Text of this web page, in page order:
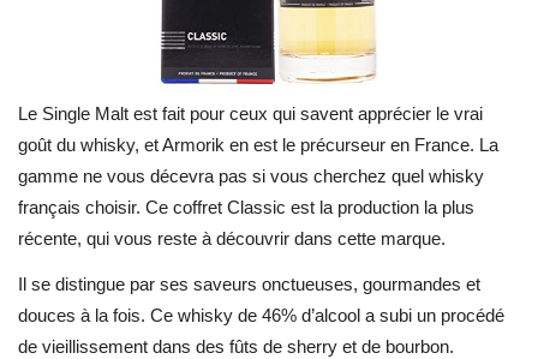
Le Single Malt est fait pour ceux qui savent apprécier le vrai
goût du whisky, et Armorik en est le précurseur en France. La
gamme ne vous décevra pas si vous cherchez quel whisky
français choisir. Ce coffret Classic est la production la plus
récente, qui vous reste à découvrir dans cette marque.
Il se distingue par ses saveurs onctueuses, gourmandes et
douces à la fois. Ce whisky de 46% d’alcool a subi un procédé
de vieillissement dans des fûts de sherry et de bourbon.